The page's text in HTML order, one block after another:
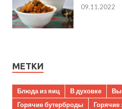
09.11.2022
МЕТКИ
Блюда из яиц В духовке
Горячие бутерброды
Горячие